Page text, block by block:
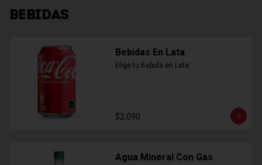
BEBIDAS
Bebidas En Lata
Elige tu Bebida en Lata
$2.090
Agua Mineral Con Gas